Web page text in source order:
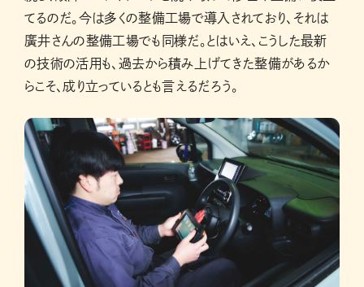
てるのだ。今は多くの整備工場で導入されており、それは
廣井さんの整備工場でも同様だ。とはいえ、こうした最新
の技術の活用も、過去から積み上げてきた整備があるか
らこそ、成り立っているとも言えるだろう。